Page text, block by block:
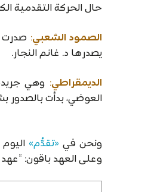
حال الحركة التقدمية
الصمود الشعبي:
يصدرها د. غانم النجار.
الديمقراطي:
العوضي، بدأت
ونحن في «تقدُّم»
وعلى العهد باقون: “عهد